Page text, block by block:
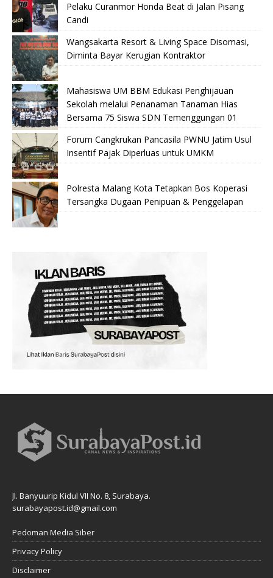
Pelaku Curanmor Honda Beat di Jalan Pisang
Candi
Wangsakarta Resort & Living Space Disomasi,
Diminta Bayar Kerugian Kontraktor
Mahasiswa UM BBM Edukasi Penghijauan
Sekolah melalui Penanaman Tanaman Hias
Bersama 75 Siswa SDN Temenggungan 01
Forum Cangkrukan Pancasila PWNU Jatim Usul
Insentif Pajak Diperluas untuk UMKM
Polresta Malang Kota Tetapkan Bos Koperasi
Tersangka Dugaan Penipuan & Penggelapan
Jl. Banyuurip Kidul VII No. 8, Surabaya.
surabayapost.id@gmail.com
Pedoman Media Siber
Privacy Policy
Disclaimer